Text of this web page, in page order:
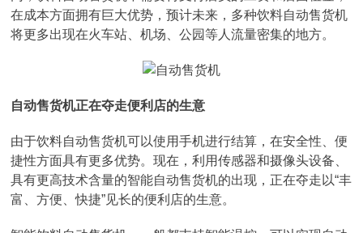
在成本方面拥有巨大优势，预计未来，多种饮料自动售货机
将更多出现在火车站、机场、公园等人流量密集的地方。
自动售货机正在夺走便利店的生意
由于饮料自动售货机可以使用手机进行结算，在安全性、便
捷性方面具有更多优势。现在，利用传感器和摄像头设备、
具有更高技术含量的智能自动售货机的出现，正在夺走以“丰
富、方便、快捷”见长的便利店的生意。